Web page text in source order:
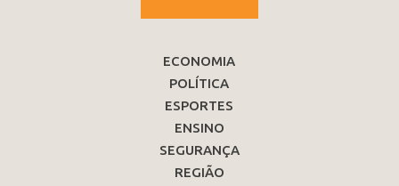
ECONOMIA
POLÍTICA
ESPORTES
ENSINO
SEGURANÇA
REGIÃO